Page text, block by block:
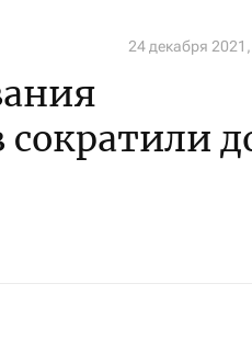
24 декабря